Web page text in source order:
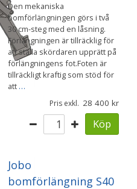
Den mekaniska
bomförlängningen görs i två
30 cm-steg med en låsning.
Förlängningen är tillräcklig för
att ställa skördaren upprätt på
förlängningens fot.Foten är
tillräckligt kraftig som stöd för
att …
Pris exkl. 28 400
Köp
Jobo
bomförlängning S40